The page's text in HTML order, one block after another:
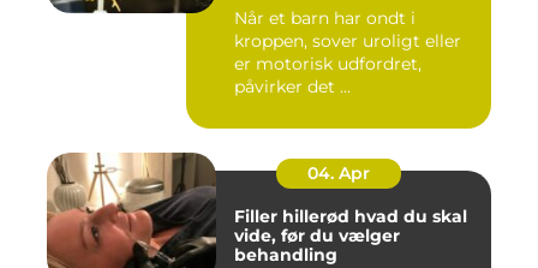
Når et barn har ondt i
kroppen, sover uroligt eller
er motorisk udfordret,
påvirker det ...
04. Apr
Filler hillerød hvad du skal
vide, før du vælger
behandling